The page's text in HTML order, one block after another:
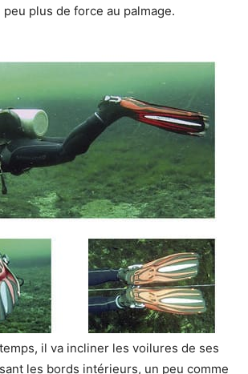
peu plus de force au palmage.
il va incliner les voilures de ses
les bords intérieurs, un peu comme